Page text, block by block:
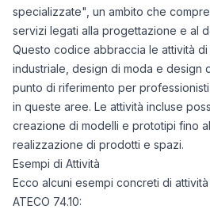
specializzate", un ambito che
servizi legati alla progettazione e al
Questo codice abbraccia le attività
industriale, design di moda e design
punto di riferimento per
in queste aree. Le attività incluse
creazione di modelli e prototipi fino
realizzazione di prodotti e spazi.
Esempi di Attività
Ecco alcuni esempi concreti di
ATECO 74.10: